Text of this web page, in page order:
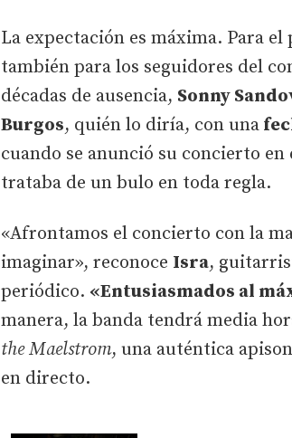
La expectación es máxima. Para
también para los seguidores del
décadas de ausencia, Sonny
Burgos, quién lo diría, con una
cuando se anunció su concierto en
trataba de un bulo en toda regla.
«Afrontamos el concierto con la
imaginar», reconoce Isra,
periódico. «Entusiasmados al
manera, la banda tendrá media
the Maelstrom, una auténtica
en directo.